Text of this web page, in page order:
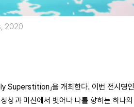
2020
Superstition」을 개최한다. 이번 전시명인
상과 미신에서 벗어나 나를 향하는 하나의